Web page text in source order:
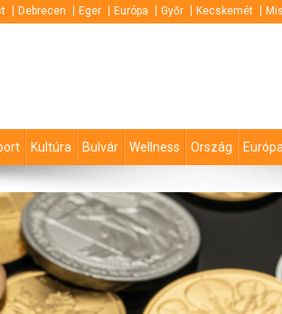
Debrecen Eger Európa Győr Kecskemét
Kultúra Bulvár Wellness Ország Európa